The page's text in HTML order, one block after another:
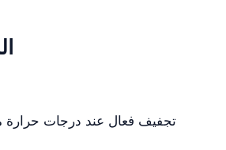
تجفيف فعال عند درجات